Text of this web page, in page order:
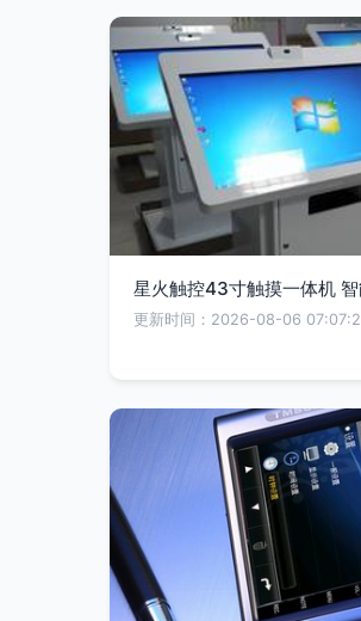
星火触控43寸触摸一体机
更新时间：2026-08-06